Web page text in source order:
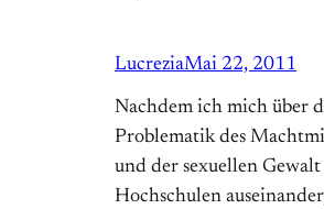
LucreziaMai 22, 2011
Nachdem ich mich über
Problematik des
und der sexuellen Gewalt
Hochschulen